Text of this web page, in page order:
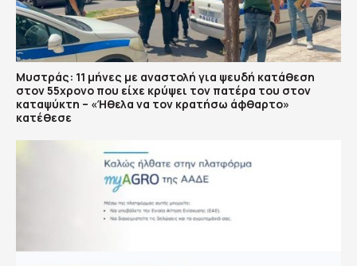
Μυστράς: 11 μήνες με αναστολή για ψευδή κατάθεση
στον 55χρονο που είχε κρύψει τον πατέρα του στον
καταψύκτη – «Ήθελα να τον κρατήσω άφθαρτο»
κατέθεσε